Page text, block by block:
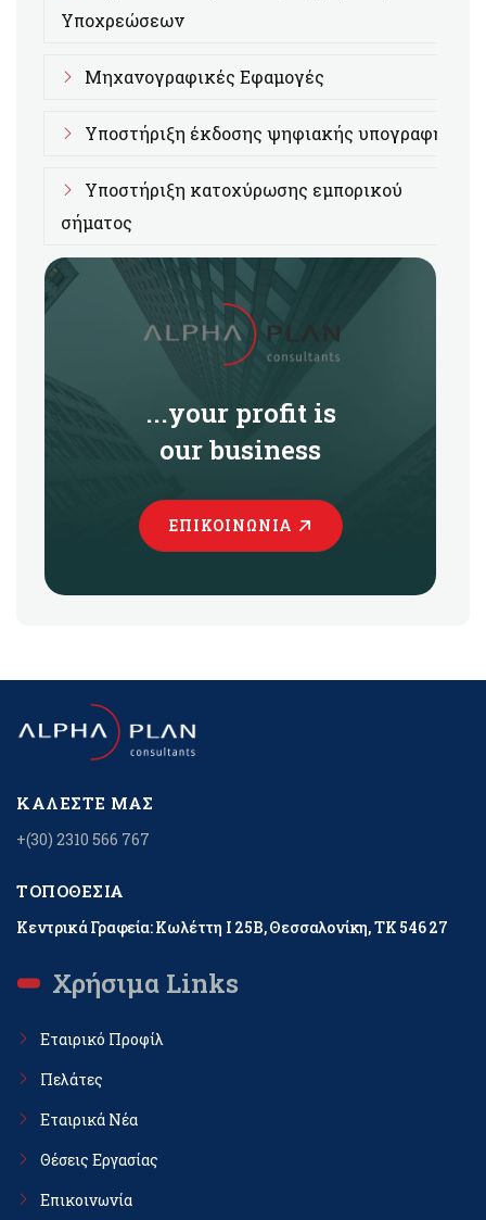
Υποχρεώσεων
Μηχανογραφικές Εφαμογές
Υποστήριξη έκδοσης ψηφιακής υπογραφής
Υποστήριξη κατοχύρωσης εμπορικού
σήματος
...your profit is
our business
ΕΠΙΚΟΙΝΩΝΊΑ
ΚΑΛΈΣΤΕ ΜΑΣ
+(30) 2310 566 767
ΤΟΠΟΘΕΣΊΑ
Κεντρικά Γραφεία: Κωλέττη Ι 25Β, Θεσσαλονίκη, ΤΚ 546 27
Χρήσιμα Links
Εταιρικό Προφίλ
Πελάτες
Εταιρικά Νέα
Θέσεις Εργασίας
Επικοινωνία